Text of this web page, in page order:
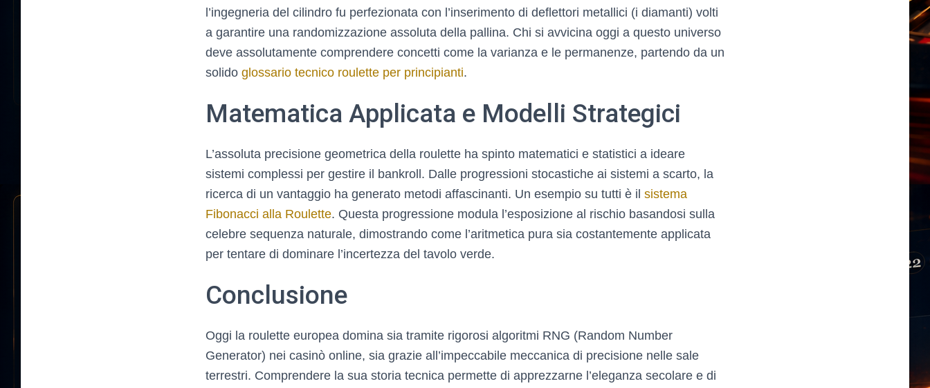
l’ingegneria del cilindro fu perfezionata con l’inserimento di deflettori metallici (i diamanti) volti
a garantire una randomizzazione assoluta della pallina. Chi si avvicina oggi a questo universo
deve assolutamente comprendere concetti come la varianza e le permanenze, partendo da un
solido glossario tecnico roulette per principianti.
Matematica Applicata e Modelli Strategici
L’assoluta precisione geometrica della roulette ha spinto matematici e statistici a ideare
sistemi complessi per gestire il bankroll. Dalle progressioni stocastiche ai sistemi a scarto, la
ricerca di un vantaggio ha generato metodi affascinanti. Un esempio su tutti è il sistema
Fibonacci alla Roulette. Questa progressione modula l’esposizione al rischio basandosi sulla
celebre sequenza naturale, dimostrando come l’aritmetica pura sia costantemente applicata
per tentare di dominare l’incertezza del tavolo verde.
Conclusione
Oggi la roulette europea domina sia tramite rigorosi algoritmi RNG (Random Number
Generator) nei casinò online, sia grazie all’impeccabile meccanica di precisione nelle sale
terrestri. Comprendere la sua storia tecnica permette di apprezzarne l’eleganza secolare e di